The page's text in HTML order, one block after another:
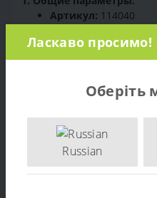
Артикул: 114040
Модель: 38.4 E
Ширина
Удаление мха
Тип передвижения:
Количество
2. Характеристики
аэратора Al-Ko 38.4 E:
Ласкаво просимо!
Оберіть
Russian